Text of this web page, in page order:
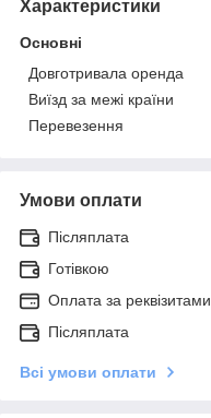
Характеристики
Основні
Довготривала оренда
Виїзд за межі країни
Перевезення
Умови оплати
Післяплата
Готівкою
Оплата за реквізитами
Післяплата
Всі умови оплати